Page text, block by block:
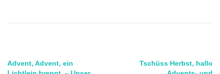
Beitragsnavigation
Advent, Advent, ein
Tschüss Herbst, hallo